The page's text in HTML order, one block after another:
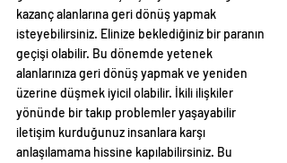
kazanç alanlarına geri dönüş yapmak
isteyebilirsiniz. Elinize beklediğiniz bir paranın
geçişi olabilir. Bu dönemde yetenek
alanlarınıza geri dönüş yapmak ve yeniden
üzerine düşmek iyicil olabilir. İkili ilişkiler
yönünde bir takıp problemler yaşayabilir
iletişim kurduğunuz insanlara karşı
anlaşılamama hissine kapılabilirsiniz. Bu